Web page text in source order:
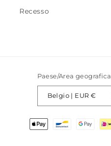
Recesso
Paese/Area geografica
Belgio | EUR €
Metodi